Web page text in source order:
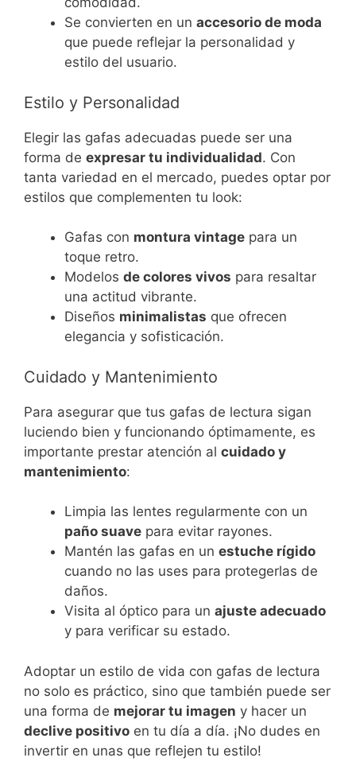
Se convierten en un accesorio de moda
que puede reflejar la personalidad y
estilo del usuario.
Estilo y Personalidad
Elegir las gafas adecuadas puede ser una
forma de expresar tu individualidad. Con
tanta variedad en el mercado, puedes optar por
estilos que complementen tu look:
Gafas con montura vintage para un
toque retro.
Modelos de colores vivos para resaltar
una actitud vibrante.
Diseños minimalistas que ofrecen
elegancia y sofisticación.
Cuidado y Mantenimiento
Para asegurar que tus gafas de lectura sigan
luciendo bien y funcionando óptimamente, es
importante prestar atención al cuidado y
mantenimiento:
Limpia las lentes regularmente con un
paño suave para evitar rayones.
Mantén las gafas en un estuche rígido
cuando no las uses para protegerlas de
daños.
Visita al óptico para un ajuste adecuado
y para verificar su estado.
Adoptar un estilo de vida con gafas de lectura
no solo es práctico, sino que también puede ser
una forma de mejorar tu imagen y hacer un
declive positivo en tu día a día. ¡No dudes en
invertir en unas que reflejen tu estilo!